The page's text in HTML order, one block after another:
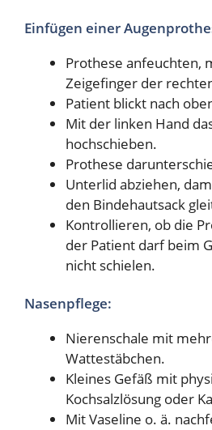
Einfügen einer
Prothese anfeuchten,
Zeigefinger der
Patient blickt nach
Mit der linken Hand
hochschieben.
Prothese
Unterlid abziehen,
den Bindehautsack
Kontrollieren, ob die
der Patient darf beim
nicht schielen.
Nasenpflege:
Nierenschale mit
Wattestäbchen.
Kleines Gefäß mit
Kochsalzlösung oder
Mit Vaseline o. ä.